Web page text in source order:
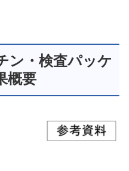
ン・検査パッケ
概要